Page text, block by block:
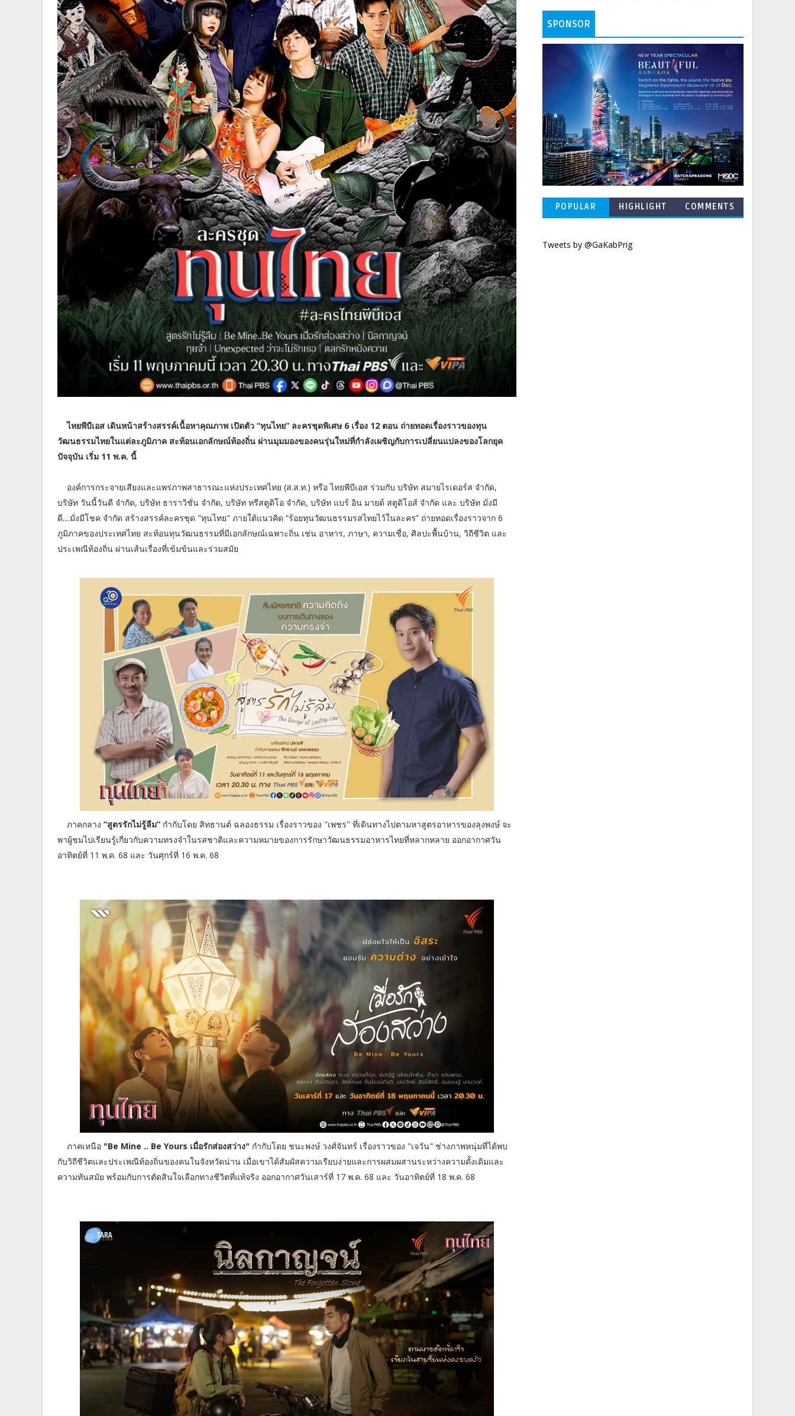
ไทยพีบีเอส เดินหน้าสร้างสรรค์เนื้อหาคุณภาพ เปิดตัว “ทุนไทย” ละครชุดพิเศษ 6 เรื่อง 12 ตอน ถ่ายทอดเรื่องราวของทุน
วัฒนธรรมไทยในแต่ละภูมิภาค สะท้อนเอกลักษณ์ท้องถิ่น ผ่านมุมมองของคนรุ่นใหม่ที่กำลังเผชิญกับการเปลี่ยนแปลงของโลกยุค
ปัจจุบัน เริ่ม 11 พ.ค. นี้
องค์การกระจายเสียงและแพร่ภาพสาธารณะแห่งประเทศไทย (ส.ส.ท.) หรือ ไทยพีบีเอส ร่วมกับ บริษัท สมายไรเดอร์ส จำกัด,
บริษัท วันนี้วันดี จำกัด, บริษัท ธาราวิชั่น จำกัด, บริษัท ทรีสตูดิโอ จำกัด, บริษัท แบร์ อิน มายด์ สตูดิโอส์ จำกัด และ บริษัท มั่งมี
ดี....มั่งมีโชค จำกัด สร้างสรรค์ละครชุด "ทุนไทย" ภายใต้แนวคิด “ร้อยทุนวัฒนธรรมรสไทยไว้ในละคร” ถ่ายทอดเรื่องราวจาก 6
ภูมิภาคของประเทศไทย สะท้อนทุนวัฒนธรรมที่มีเอกลักษณ์เฉพาะถิ่น เช่น อาหาร, ภาษา, ความเชื่อ, ศิลปะพื้นบ้าน, วิถีชีวิต และ
ประเพณีท้องถิ่น ผ่านเส้นเรื่องที่เข้มข้นและร่วมสมัย
ภาคกลาง “สูตรรักไม่รู้ลืม” กำกับโดย สิทธานต์ ฉลองธรรม เรื่องราวของ "เพชร" ที่เดินทางไปตามหาสูตรอาหารของลุงพงษ์ จะ
พาผู้ชมไปเรียนรู้เกี่ยวกับความทรงจำในรสชาติและความหมายของการรักษาวัฒนธรรมอาหารไทยที่หลากหลาย ออกอากาศวัน
อาทิตย์ที่ 11 พ.ค. 68 และ วันศุกร์ที่ 16 พ.ค. 68
ภาคเหนือ "Be Mine .. Be Yours เมื่อรักส่องสว่าง" กำกับโดย ชนะพงษ์ วงศ์จันทร์ เรื่องราวของ "เจวัน" ช่างภาพหนุ่มที่ได้พบ
กับวิถีชีวิตและประเพณีท้องถิ่นของคนในจังหวัดน่าน เมื่อเขาได้สัมผัสความเรียบง่ายและการผสมผสานระหว่างความดั้งเดิมและ
ความทันสมัย พร้อมกับการตัดสินใจเลือกทางชีวิตที่แท้จริง ออกอากาศวันเสาร์ที่ 17 พ.ค. 68 และ วันอาทิตย์ที่ 18 พ.ค. 68
SPONSOR
POPULAR
HIGHLIGHT COMMENTS
Tweets by @GaKabPrig